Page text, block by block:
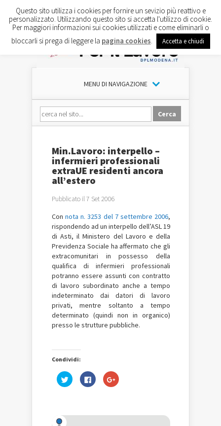
MENU DI NAVIGAZIONE
Min.Lavoro: interpello –
infermieri professionali
extraUE residenti ancora
all’estero
Pubblicato il 7 Set 2006
Connota n. 3253 del 7 settembre 2006,
rispondendo ad un interpello dell’ASL 19
di Asti, il Ministero del Lavoro e della
Previdenza Sociale ha affermato che gli
extracomunitari in possesso della
qualifica di infermieri professionali
potranno essere assunti con contratto
di lavoro subordinato anche a tempo
indeterminato dai datori di lavoro
privati, mentre soltanto a tempo
determinato (quindi non in organico)
presso le strutture pubbliche.
Condividi:
Fai
clic
Fai
clic
Fai
clic
Questo sito utilizza i cookies per fornire un sevizio più reattivo e
personalizzato. Utilizzando questo sito si accetta l'utilizzo di cookie.
Per maggiori informazioni sui cookies utilizzati e come eliminarli o
bloccarli si prega di leggere la pagina cookies Accetta e chiudi